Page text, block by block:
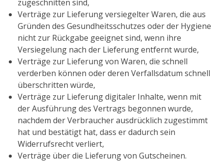
zugeschnitten sind,
Verträge zur Lieferung versiegelter Waren, die aus
Gründen des Gesundheitsschutzes oder der Hygiene
nicht zur Rückgabe geeignet sind, wenn ihre
Versiegelung nach der Lieferung entfernt wurde,
Verträge zur Lieferung von Waren, die schnell
verderben können oder deren Verfallsdatum schnell
überschritten würde,
Verträge zur Lieferung digitaler Inhalte, wenn mit
der Ausführung des Vertrags begonnen wurde,
nachdem der Verbraucher ausdrücklich zugestimmt
hat und bestätigt hat, dass er dadurch sein
Widerrufsrecht verliert,
Verträge über die Lieferung von Gutscheinen.